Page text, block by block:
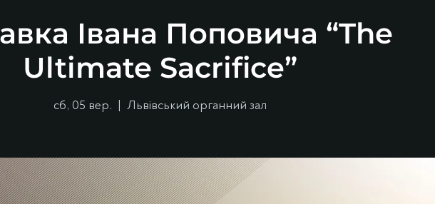
Івана Поповича “The
Ultimate Sacrifice”
сб, 05 вер.
  |
Львівський органний зал